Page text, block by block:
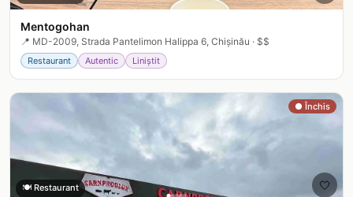
Mentogohan
📍 MD-2009, Strada Pantelimon Halippa 6, Chișinău · $$
Restaurant Autentic Liniștit
🤍
● Închis
🍽️ Restaurant